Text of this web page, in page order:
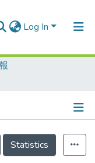
Log In
Statistics